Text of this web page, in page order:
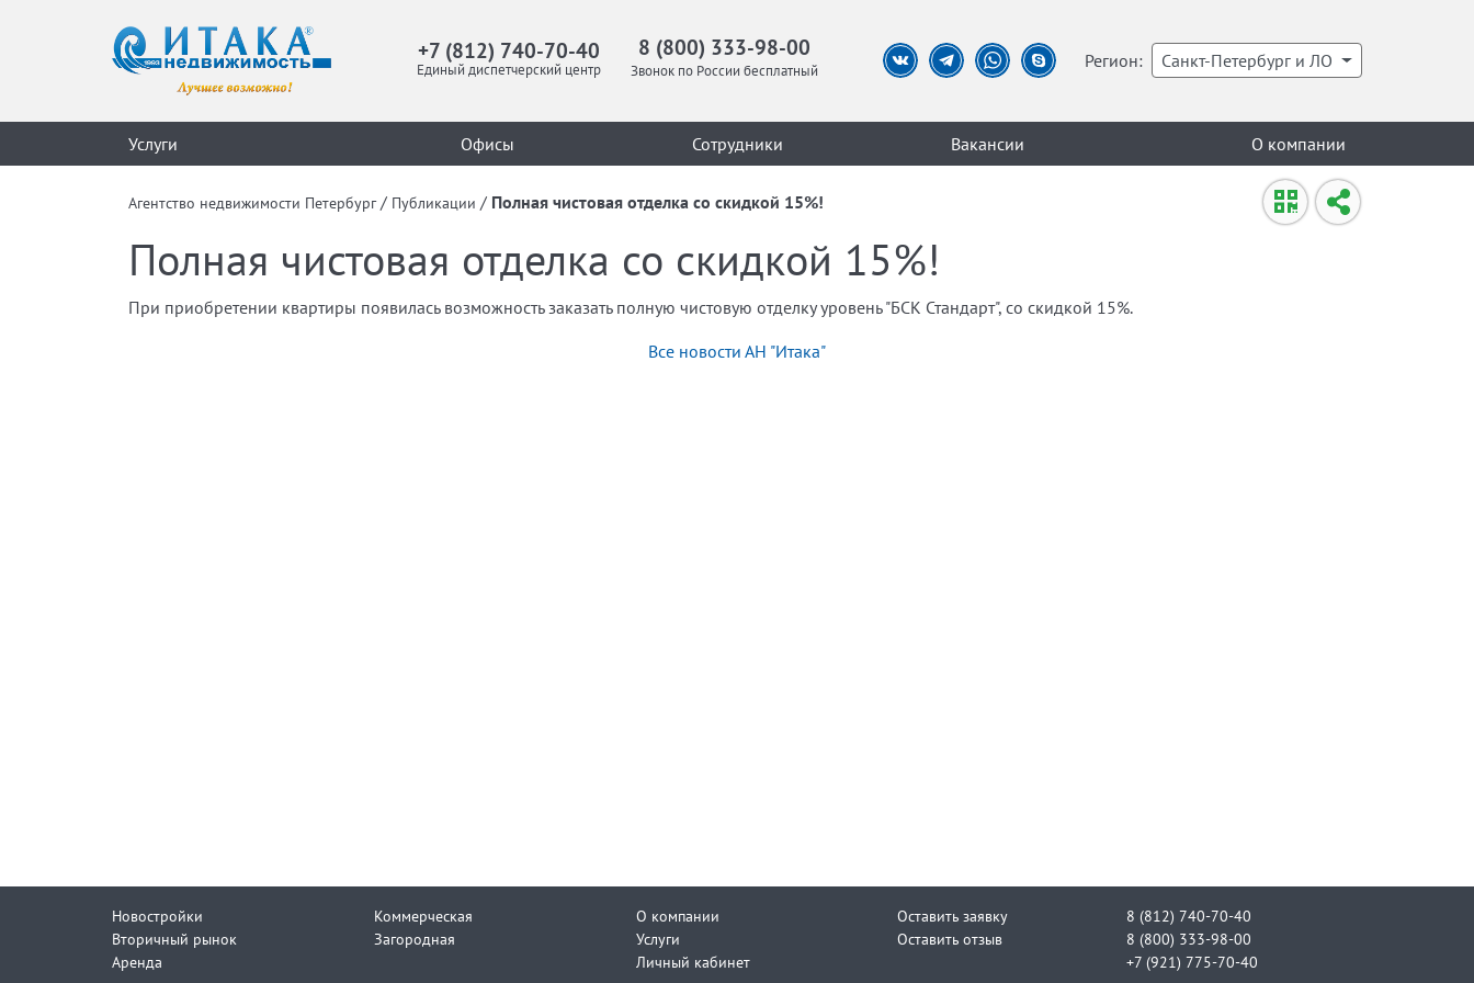
+7 (812) 740-70-40
Единый диспетчерский центр
8 (800) 333-98-00
Звонок по России бесплатный Регион: Санкт-Петербург и ЛО
Услуги Офисы Сотрудники Вакансии О компании
Агентство недвижимости Петербург / Публикации / Полная чистовая отделка со скидкой 15%!
Полная чистовая отделка со скидкой 15%!
При приобретении квартиры появилась возможность заказать полную чистовую отделку уровень "БСК Стандарт", со скидкой 15%.
Все новости АН "Итака"
Новостройки
Вторичный рынок
Аренда
Коммерческая
Загородная
О компании
Услуги
Личный кабинет
Оставить заявку
Оставить отзыв
8 (812) 740-70-40
8 (800) 333-98-00
+7 (921) 775-70-40